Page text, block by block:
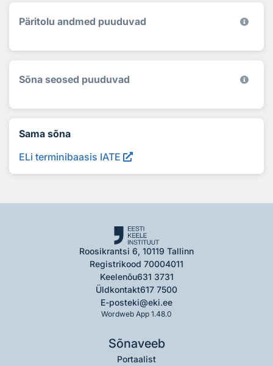
Päritolu andmed puuduvad
Sõna seosed puuduvad
Sama sõna
ELi terminibaasis IATE
Roosikrantsi 6, 10119 Tallinn
Registrikood 70004011
Keelenõu631 3731
Üldkontakt617 7500
E-posteki@eki.ee
Wordweb App 1.48.0
Sõnaveeb
Portaalist